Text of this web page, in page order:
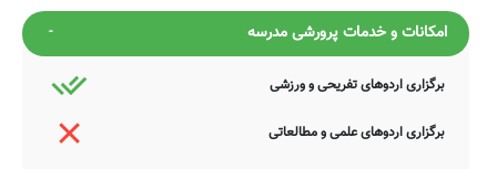
امکانات و خدمات پرورشی مدرسه
برگزاری اردوهای تفریحی و ورزشی
برگزاری اردوهای علمی و مطالعاتی